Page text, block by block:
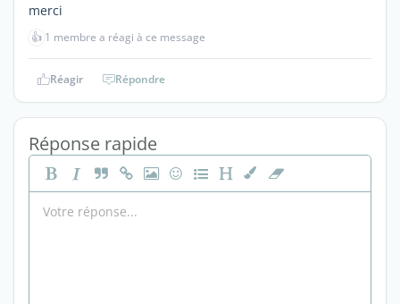
merci
👍 1 membre a réagi à ce message
Réagir Répondre
Réponse rapide